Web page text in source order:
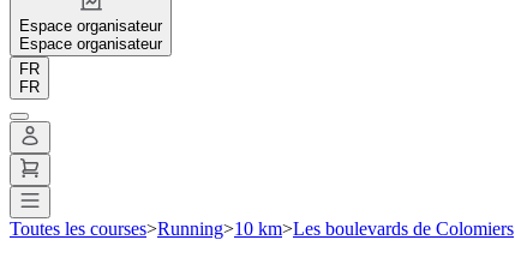
Espace organisateur
Espace organisateur
FR
FR
Toutes les courses>Running>10 km>Les boulevards de Colomiers